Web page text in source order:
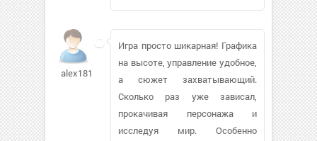
alex1813
Игра просто шикарная! Графика
на высоте, управление удобное,
а сюжет захватывающий.
Сколько раз уже зависал,
прокачивая персонажа и
исследуя мир. Особенно